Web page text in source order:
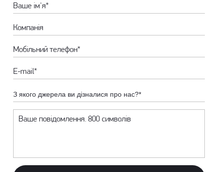
З якого джерела ви дізналися про нас?*